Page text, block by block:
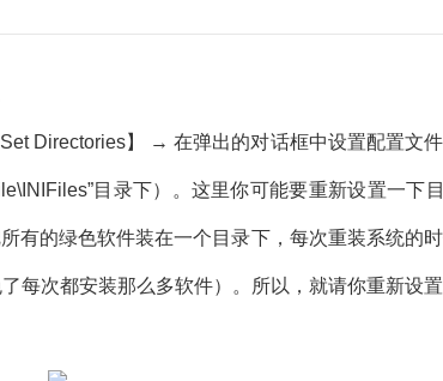
】 → 在弹出的对话框中设置配置文件
目录下）。这里你可能要重新设置一下
有的绿色软件装在一个目录下，每次重装系统的
每次都安装那么多软件）。所以，就请你重新设